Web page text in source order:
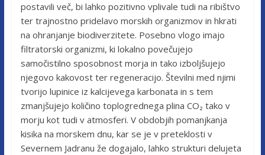
postavili več, bi lahko pozitivno vplivale tudi na ribištvo
ter trajnostno pridelavo morskih organizmov in hkrati
na ohranjanje biodiverzitete. Posebno vlogo imajo
filtratorski organizmi, ki lokalno povečujejo
samočistilno sposobnost morja in tako izboljšujejo
njegovo kakovost ter regeneracijo. Številni med njimi
tvorijo lupinice iz kalcijevega karbonata in s tem
zmanjšujejo količino toplogrednega plina CO₂ tako v
morju kot tudi v atmosferi. V obdobjih pomanjkanja
kisika na morskem dnu, kar se je v preteklosti v
Severnem Jadranu že dogajalo, lahko strukturi delujeta